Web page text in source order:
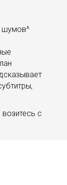
шумов^
с